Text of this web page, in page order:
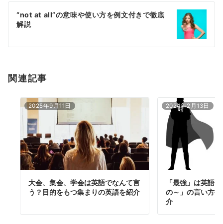
ン
“not at all”の意味や使い方を例文付きで徹底
解説
関連記事
2025年9月11日
大会、集会、学会は英語でなんて言
う？目的をもつ集まりの英語を紹介
2024年2月13日
「最強」は英語
の～」の言い方
介